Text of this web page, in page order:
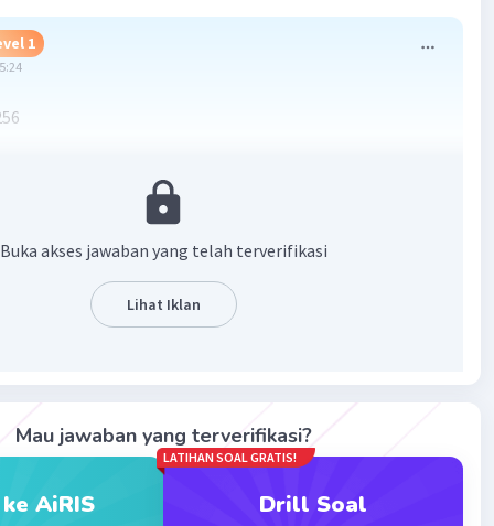
1
Balas
kelas berapa
Level 64
= s*s = 4*4= 16
Buka akses jawaban yang telah terverifikasi
Lihat Iklan
Mau jawaban yang terverifikasi?
AiRIS
LATIHAN SOAL GRATIS!
Drill Soal